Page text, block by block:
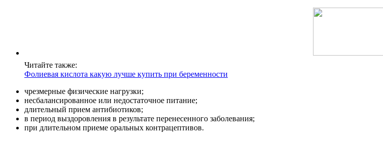
Читайте также:
Фолиевая кислота какую лучше купить при беременности
чрезмерные физические нагрузки;
несбалансированное или недостаточное питание;
длительный прием антибиотиков;
в период выздоровления в результате перенесенного заболевания;
при длительном приеме оральных контрацептивов.